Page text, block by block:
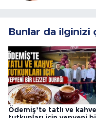
Bunlar da ilginizi
Ödemiş’te tatlı ve kahve